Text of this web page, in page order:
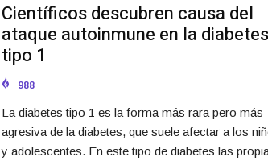
Científicos descubren causa del
ataque autoinmune en la diabetes
tipo 1
988
La diabetes tipo 1 es la forma más rara pero más
agresiva de la diabetes, que suele afectar a los
y adolescentes. En este tipo de diabetes las